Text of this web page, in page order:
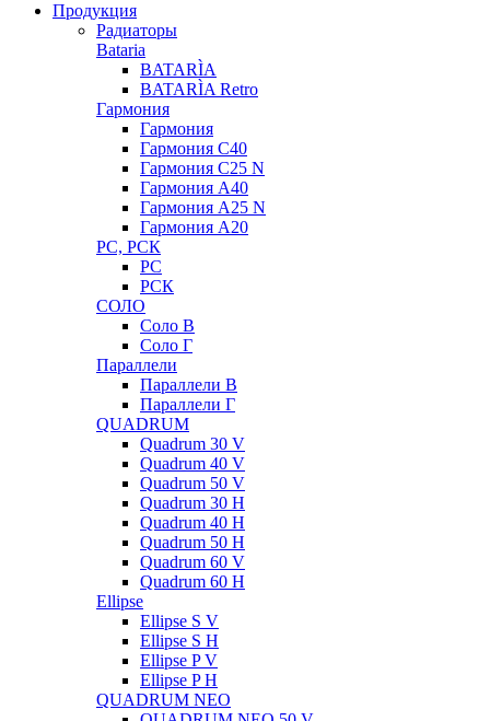
Продукция
Радиаторы
Bataria
BATARÌA
BATARÌA Retro
Гармония
Гармония
Гармония С40
Гармония С25 N
Гармония А40
Гармония А25 N
Гармония А20
РС, РСК
РС
РСК
СОЛО
Соло В
Соло Г
Параллели
Параллели В
Параллели Г
QUADRUM
Quadrum 30 V
Quadrum 40 V
Quadrum 50 V
Quadrum 30 H
Quadrum 40 H
Quadrum 50 H
Quadrum 60 V
Quadrum 60 H
Ellipse
Ellipse S V
Ellipse S H
Ellipse P V
Ellipse P H
QUADRUM NEO